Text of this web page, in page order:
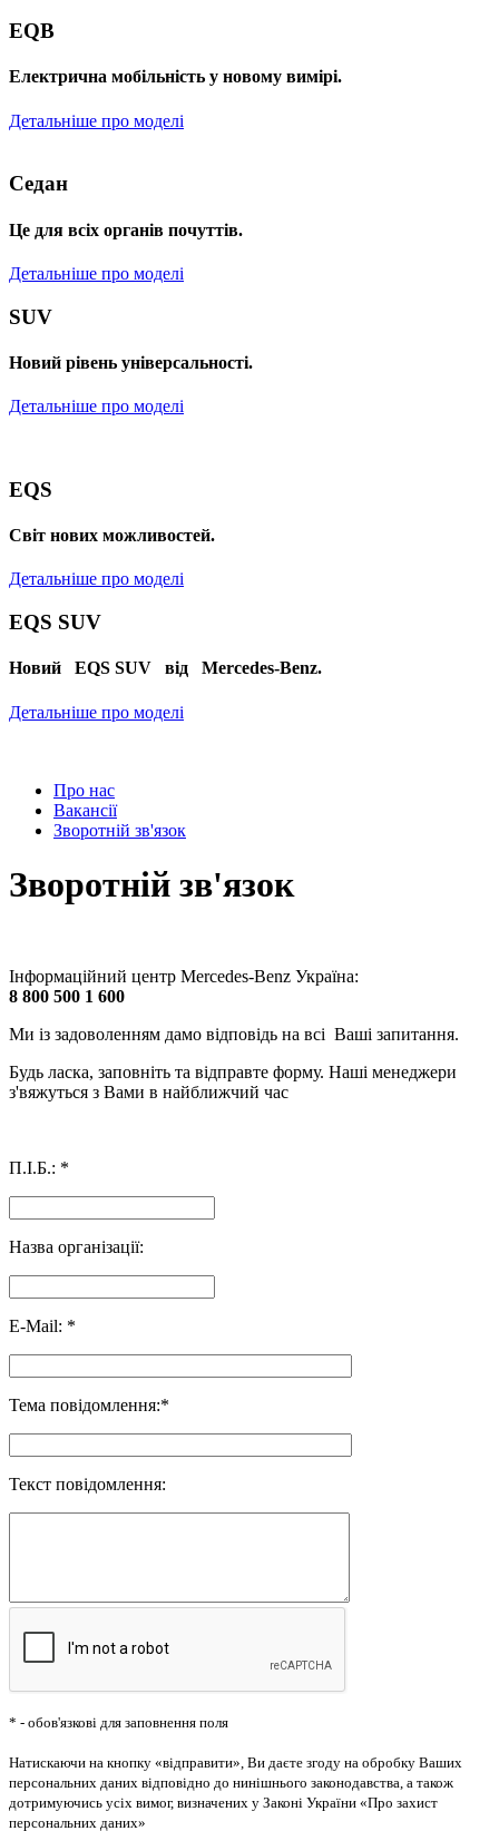
EQB
Електрична мобільність у новому вимірі.
Детальніше про моделі
Седан
Це для всіх органів почуттів.
Детальніше про моделі
SUV
Новий рівень універсальності.
Детальніше про моделі
EQS
Cвіт нових можливостей.
Детальніше про моделі
EQS SUV
Новий EQS SUV від Mercedes-Benz.
Детальніше про моделі
Про нас
Вакансії
Зворотній зв'язок
Зворотній зв'язок
Інформаційний центр Mercedes-Benz Україна:
8 800 500 1 600
Ми із задоволенням дамо відповідь на всі Ваші запитання.
Будь ласка, заповніть та відправте форму. Наші менеджери
з'вяжуться з Вами в найближчий час
П.І.Б.: *
Назва організації:
E-Mail: *
Тема повідомлення:*
Текст повідомлення:
* - обов'язкові для заповнення поля
Натискаючи на кнопку «відправити», Ви даєте згоду на обробку Ваших
персональних даних відповідно до нинішнього законодавства, а також
дотримуючись усіх вимог, визначених у Законі України «Про захист
персональних даних»